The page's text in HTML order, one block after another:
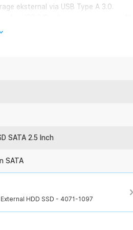
eksternal via USB Type A 3.0.
atau akses data darurat.
untuk pekerjaan kantor,
terdeteksi. Praktis digunakan kapan
panjang.
port USB Type A. Mendukung berbagai
kerja.
SATA 2.5 Inch
SATA
HDD SSD - 4071-1097